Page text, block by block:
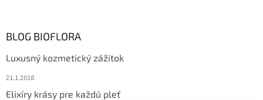
BLOG BIOFLORA
Luxusný kozmetický zážitok
21.1.2018
Elixíry krásy pre každú pleť